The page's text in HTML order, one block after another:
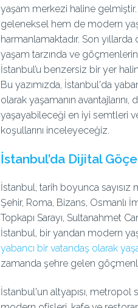
yaşam merkezi haline gelmiştir.
geleneksel hem de modern
harmanlamaktadır. Son
yaşam tarzında ve göçmenlerin
İstanbul’u benzersiz bir yer
Bu yazımızda, İstanbul'da
olarak yaşamanın
yaşayabileceği en iyi semtleri
koşullarını inceleyeceğiz.
İstanbul’da Dijital
İstanbul, tarih boyunca sayısız
Şehir, Roma, Bizans, Osmanlı
Topkapı Sarayı, Sultanahmet
İstanbul, bir yandan modern
yabancı bir vatandaş olarak
zamanda şehre gelen
İstanbul'un altyapısı, metropol